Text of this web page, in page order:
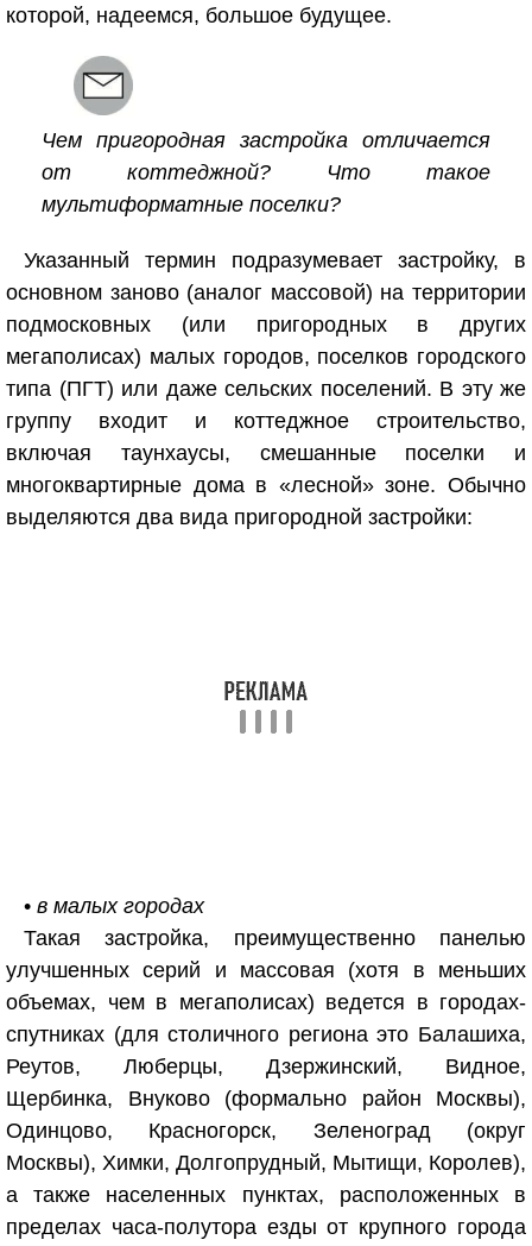
которой, надеемся, большое будущее.
Чем пригородная застройка отличается
от коттеджной? Что такое
мультиформатные поселки?
Указанный термин подразумевает застройку, в
основном заново (аналог массовой) на территории
подмосковных (или пригородных в других
мегаполисах) малых городов, поселков городского
типа (ПГТ) или даже сельских поселений. В эту же
группу входит и коттеджное строительство,
включая таунхаусы, смешанные поселки и
многоквартирные дома в «лесной» зоне. Обычно
выделяются два вида пригородной застройки:
• в малых городах
Такая застройка, преимущественно панелью
улучшенных серий и массовая (хотя в меньших
объемах, чем в мегаполисах) ведется в городах-
спутниках (для столичного региона это Балашиха,
Реутов, Люберцы, Дзержинский, Видное,
Щербинка, Внуково (формально район Москвы),
Одинцово, Красногорск, Зеленоград (округ
Москвы), Химки, Долгопрудный, Мытищи, Королев),
а также населенных пунктах, расположенных в
пределах часа-полутора езды от крупного города